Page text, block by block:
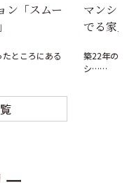
ン「スムー
ところにある
マンショ
でる家」
築22年のマ
シ……